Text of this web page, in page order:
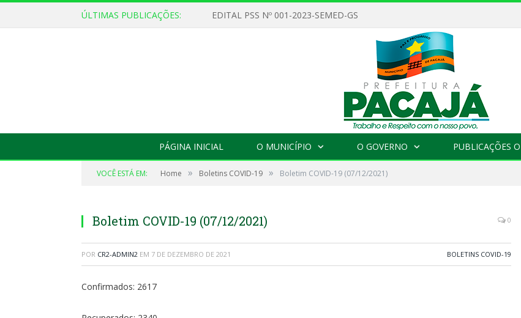
ÚLTIMAS PUBLICAÇÕES: EDITAL PSS Nº 001-2023-SEMED-GS
PÁGINA INICIAL O MUNICÍPIO O GOVERNO PUBLICAÇÕES
VOCÊ ESTÁ EM: Home » Boletins COVID-19 » Boletim COVID-19 (07/12/2021)
Boletim COVID-19 (07/12/2021) 0
POR CR2-ADMIN2 EM 7 DE DEZEMBRO DE 2021 BOLETINS COVID-19
Confirmados: 2617